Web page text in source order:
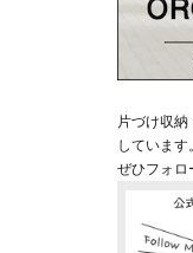
片づけ収
しています。
ぜひフォロ